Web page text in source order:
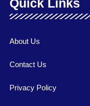
Quick Links
About Us
Contact Us
Privacy Policy